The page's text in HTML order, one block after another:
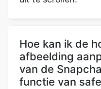
Hoe kan ik de
afbeelding
van de
functie van